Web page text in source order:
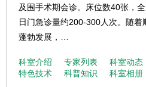
及围手术期会诊。床位数40张，
日门急诊量约200-300人次。随着
蓬勃发展，…
科室介绍 专家列表 科室动态
特色技术
科普知识 科室相册